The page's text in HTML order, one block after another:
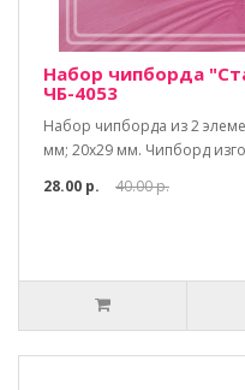
Набор чипборда
ЧБ-4053
Набор чипборда из 2
мм; 20х29 мм. Чипборд
28.00 р.
40.00 р.